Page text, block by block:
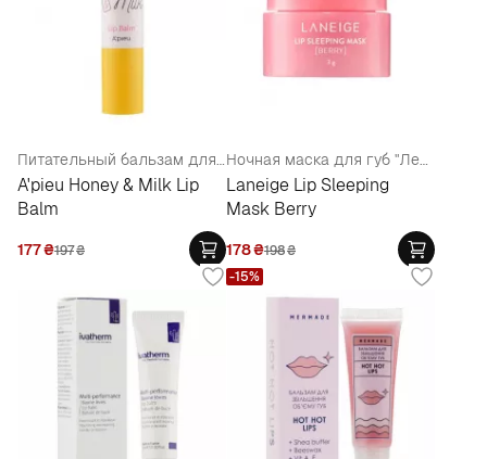
Питательный бальзам для губ
A'pieu Honey & Milk Lip
Balm
177₴197₴
Ночная маска для губ "Лесные ягоды"
Laneige Lip Sleeping
Mask Berry
178₴198₴
-15%